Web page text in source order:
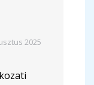
2025